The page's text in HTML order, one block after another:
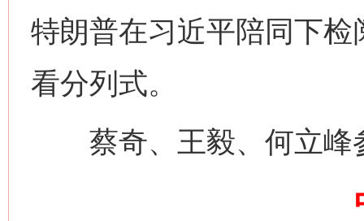
特朗普在习近平陪同下
看分列式。
蔡奇、王毅、何立峰
这是一记警钟！ 谢